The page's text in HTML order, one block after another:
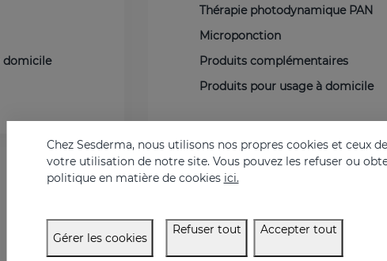
domicile
Thérapie photodynamique PAN
Microponction
Produits complémentaires
Produits pour usage à domicile
Chez Sesderma, nous utilisons nos propres cookies et ceux
votre utilisation de notre site. Vous pouvez les refuser ou
politique en matière de cookies ici.
Gérer les cookies
Refuser tout Accepter tout